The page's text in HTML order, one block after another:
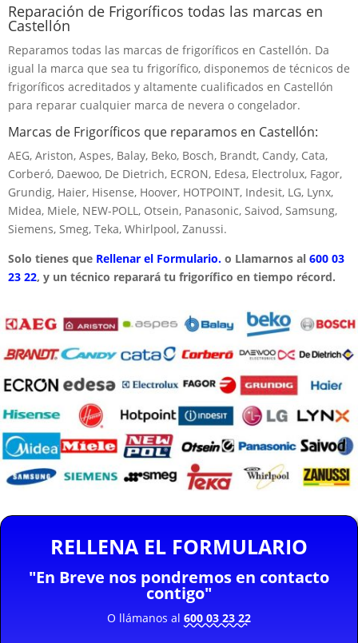
Reparación de Frigoríficos todas las marcas en
Castellón
Reparamos todas las marcas de frigoríficos en Castellón. Da
igual la marca que sea tu frigorífico, disponemos de técnicos de
frigoríficos acreditados y altamente cualificados en Castellón
para reparar cualquier marca de nevera o congelador.
Marcas de Frigoríficos que reparamos en Castellón:
AEG, Ariston, Aspes, Balay, Beko, Bosch, Brandt, Candy, Cata,
Corberó, Daewoo, De Dietrich, ECRON, Edesa, Electrolux, Fagor,
Grundig, Haier, Hisense, Hoover, HOTPOINT, Indesit, LG, Lynx,
Midea, Miele, NEW-POLL, Otsein, Panasonic, Saivod, Samsung,
Siemens, Smeg, Teka, Whirlpool, Zanussi.
Solo tienes que Rellenar el Formulario. o Llamarnos al 600 03
23 22, y un técnico reparará tu frigorífico en tiempo récord.
RELLENA EL FORMULARIO
"En Breve nos pondremos en contacto
contigo"
O llámanos al 600 03 23 22